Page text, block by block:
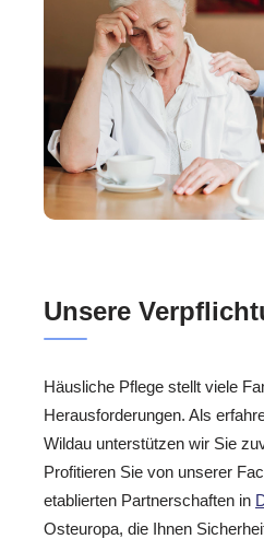
Unsere
Häusliche Pflege stellt viele
Herausforderungen. Als
Wildau unterstützen wir Sie
Profitieren Sie von unserer
etablierten Partnerschaften in
Osteuropa, die Ihnen